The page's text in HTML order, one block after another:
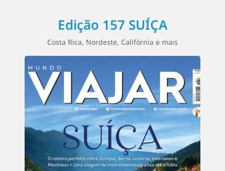
Edição 157 SUÍÇA
Costa Rica, Nordeste, Califórnia e mais